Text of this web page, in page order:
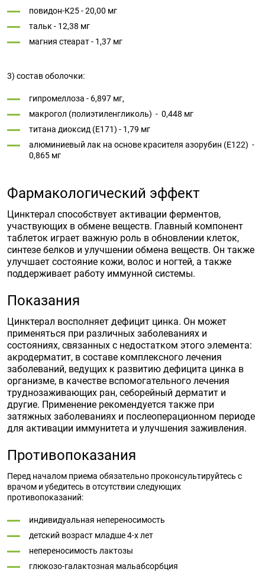
повидон-К25 - 20,00 мг
тальк - 12,38 мг
магния стеарат - 1,37 мг
3) состав оболочки:
гипромеллоза - 6,897 мг,
макрогол (полиэтиленгликоль) - 0,448 мг
титана диоксид (Е171) - 1,79 мг
алюминиевый лак на основе красителя азорубин (Е122) -
0,865 мг
Фармакологический эффект
Цинктерал способствует активации ферментов,
участвующих в обмене веществ. Главный компонент
таблеток играет важную роль в обновлении клеток,
синтезе белков и улучшении обмена веществ. Он также
улучшает состояние кожи, волос и ногтей, а также
поддерживает работу иммунной системы.
Показания
Цинктерал восполняет дефицит цинка. Он может
применяться при различных заболеваниях и
состояниях, связанных с недостатком этого элемента:
акродерматит, в составе комплексного лечения
заболеваний, ведущих к развитию дефицита цинка в
организме, в качестве вспомогательного лечения
труднозаживающих ран, себорейный дерматит и
другие. Применение рекомендуется также при
затяжных заболеваниях и послеоперационном периоде
для активации иммунитета и улучшения заживления.
Противопоказания
Перед началом приема обязательно проконсультируйтесь с
врачом и убедитесь в отсутствии следующих
противопоказаний:
индивидуальная непереносимость
детский возраст младше 4-х лет
непереносимость лактозы
глюкозо-галактозная мальабсорбция